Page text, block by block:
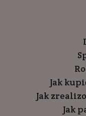
Jak
Jak
Jak